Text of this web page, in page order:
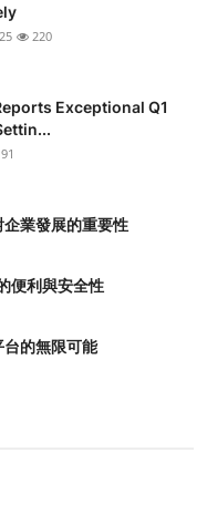
220
Exceptional Q1
91
業發展的重要性
便利與安全性
的無限可能